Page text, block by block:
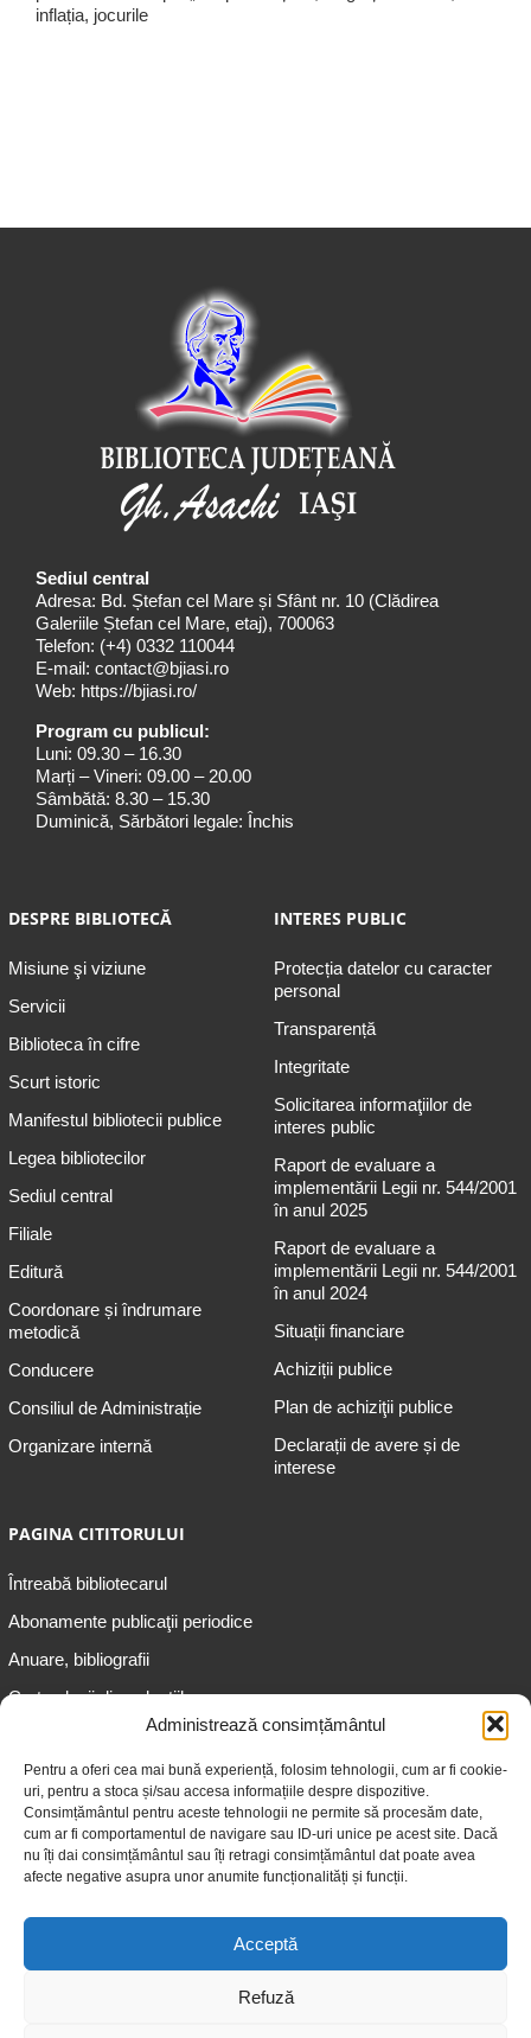
Administrează consimțământul
Pentru a oferi cea mai bună experiență, folosim tehnologii, cum ar fi cookie-
uri, pentru a stoca și/sau accesa informațiile despre dispozitive.
Consimțământul pentru aceste tehnologii ne permite să procesăm date,
cum ar fi comportamentul de navigare sau ID-uri unice pe acest site. Dacă
nu îți dai consimțământul sau îți retragi consimțământul dat poate avea
afecte negative asupra unor anumite funcționalități și funcții.
Acceptă
Refuză
inflația, jocurile
Sediul central
Adresa: Bd. Ștefan cel Mare și Sfânt nr. 10 (Clădirea
Galeriile Ștefan cel Mare, etaj), 700063
Telefon: (+4) 0332 110044
E-mail: contact@bjiasi.ro
Web: https://bjiasi.ro/
Program cu publicul:
Luni: 09.30 – 16.30
Marți – Vineri: 09.00 – 20.00
Sâmbătă: 8.30 – 15.30
Duminică, Sărbători legale: Închis
DESPRE BIBLIOTECĂ
Misiune şi viziune
Servicii
Biblioteca în cifre
Scurt istoric
Manifestul bibliotecii publice
Legea bibliotecilor
Sediul central
Filiale
Editură
Coordonare și îndrumare
metodică
Conducere
Consiliul de Administrație
Organizare internă
INTERES PUBLIC
Protecția datelor cu caracter
personal
Transparență
Integritate
Solicitarea informaţiilor de
interes public
Raport de evaluare a
implementării Legii nr. 544/2001
în anul 2025
Raport de evaluare a
implementării Legii nr. 544/2001
în anul 2024
Situații financiare
Achiziții publice
Plan de achiziţii publice
Declarații de avere și de
interese
PAGINA CITITORULUI
Întreabă bibliotecarul
Abonamente publicaţii periodice
Anuare, bibliografii
Cartea lunii din colecțiile
Informații pentru adolescenți
Informații pentru adulți
Informații pentru seniori